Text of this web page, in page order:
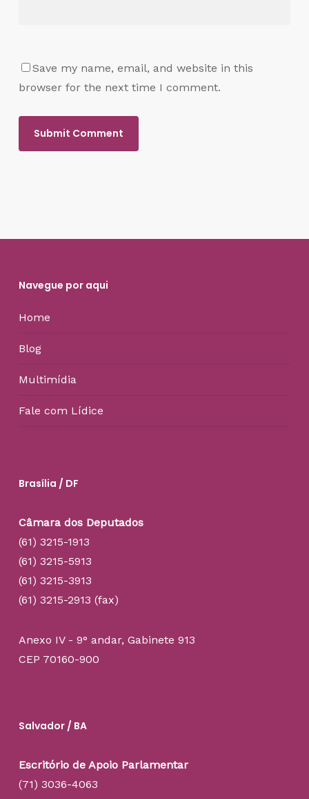
Save my name, email, and website in this
browser for the next time I comment.
Navegue por aqui
Home
Blog
Multimídia
Fale com Lídice
Brasília / DF
Câmara dos Deputados
(61) 3215-1913
(61) 3215-5913
(61) 3215-3913
(61) 3215-2913 (fax)
Anexo IV - 9° andar, Gabinete 913
CEP 70160-900
Salvador / BA
Escritório de Apoio Parlamentar
(71) 3036-4063